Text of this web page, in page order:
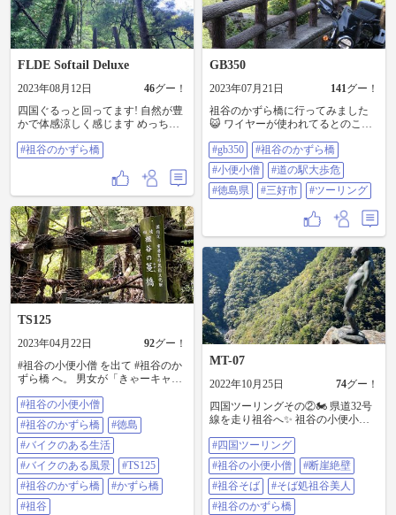
FLDE Softail Deluxe
2023年08月12日 46グー！
四国ぐるっと回ってます! 自然が豊
かで体感涼しく感じます めっちゃ
#祖谷のかずら橋
GB350
2023年07月21日 141グー！
祖谷のかずら橋に行ってみました
😺 ワイヤーが使われてるとのこと
た🤣✌️ そして天気は晴れ！☀️ スバ
ラシイ!!🤩🤩🤩 1枚目はみんな大好
き祖谷渓の小便小僧さんと無理矢
理撮った2ショットです😸(何か今日
の駅大歩危から見た吉野川です😄
奥を走る電車がステキでした！😳
終了です 晴れたら晴れたで超暑か
ったですが🥵去年と合わせてほぼ1
周回れたので楽しかった！！😆😆
😆👍 #GB350 #祖谷のかずら橋 #小
便小僧 #道の駅大歩危 #徳島県 #三
好市 #ツーリング 前日宿泊地:徳島
県徳島市
#gb350
#祖谷のかずら橋
#小便小僧
#道の駅大歩危
#徳島県
#三好市 #ツーリング
TS125
2023年04月22日 92グー！
#祖谷の小便小僧 を出て #祖谷のか
ずら橋 へ。 男女が「きゃーキャ
だけで渡るのは なんだかなぁ…で
した…。 #徳島 #バイクのある生活
#バイクのある風景 #TS125 #祖谷の
#祖谷の小便小僧
#祖谷のかずら橋
#徳島
#バイクのある生活
#バイクのある風景
#TS125
#祖谷のかずら橋
#かずら橋
#祖谷
MT-07
2022年10月25日 74グー！
四国ツーリングその②🏍 県道32号
線を走り祖谷へ✨ 祖谷の小便小僧
ているな～と思っていましたがこ
ういう仕組み？だったんですね😳
しかも結構小便小僧昔からいるん
だ😳 半田そうめん食いっぱぐれて
お腹も空いてきたのでそば処祖谷
美人で祖谷そばを～✨地元大歩危産
#四国ツーリング
#祖谷の小便小僧
#断崖絶壁
#祖谷そば
#そば処祖谷美人
#祖谷のかずら橋